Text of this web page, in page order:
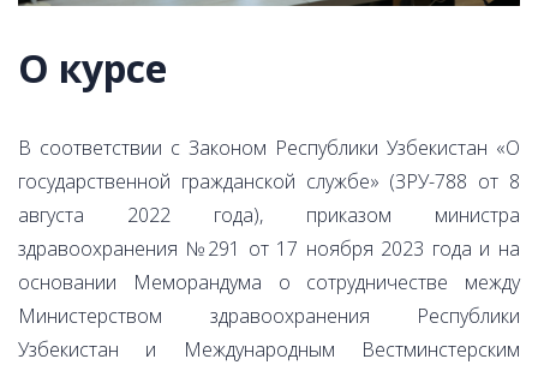
О курсе
В соответствии с Законом Республики Узбекистан «О
государственной гражданской службе» (ЗРУ-788 от 8
августа 2022 года), приказом министра
здравоохранения №291 от 17 ноября 2023 года и на
основании Меморандума о сотрудничестве между
Министерством здравоохранения Республики
Узбекистан и Международным Вестминстерским